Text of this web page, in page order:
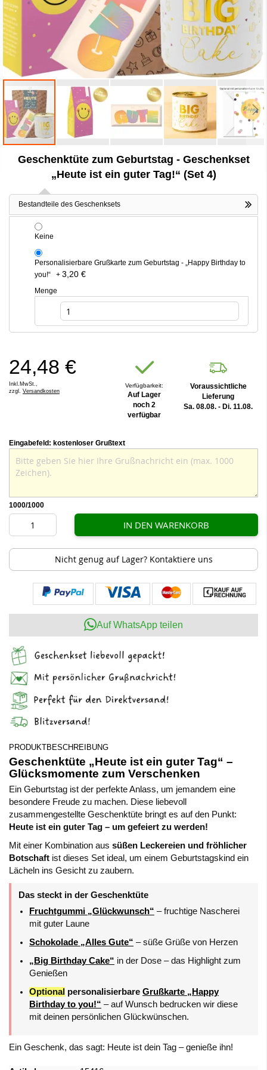
AnfangGeschenktüte zum Geburtstag - Geschenkset
„Heute ist ein guter Tag!“ (Set 4)
Bestandteile des Geschenksets
Keine
Personalisierbare Grußkarte zum Geburtstag - „Happy Birthday to
you!“
+ 3,20 €
Menge
24,48 €
Inkl.MwSt.,
zzgl. Versandkosten
Verfügbarkeit:
Auf Lager
noch 2
verfügbar
Voraussichtliche
Lieferung
Sa. 08.08. - Di. 11.08.
Eingabefeld: kostenloser Grußtext
1000/1000
IN DEN WARENKORB
Nicht genug auf Lager? Kontaktiere uns
Auf WhatsApp teilen
PRODUKTBESCHREIBUNG
Geschenktüte „Heute ist ein guter Tag“ –
Glücksmomente zum Verschenken
Ein Geburtstag ist der perfekte Anlass, um jemandem eine
besondere Freude zu machen. Diese liebevoll
zusammengestellte Geschenktüte bringt es auf den Punkt:
Heute ist ein guter Tag – um gefeiert zu werden!
Mit einer Kombination aus süßen Leckereien und fröhlicher
Botschaft ist dieses Set ideal, um einem Geburtstagskind ein
Lächeln ins Gesicht zu zaubern.
Das steckt in der Geschenktüte
Fruchtgummi „Glückwunsch“ – fruchtige Nascherei
mit guter Laune
Schokolade „Alles Gute“ – süße Grüße von Herzen
„Big Birthday Cake“ in der Dose – das Highlight zum
Genießen
Optional personalisierbare Grußkarte „Happy
Birthday to you!“ – auf Wunsch bedrucken wir diese
mit deinen persönlichen Glückwünschen.
Ein Geschenk, das sagt: Heute ist dein Tag – genieße ihn!